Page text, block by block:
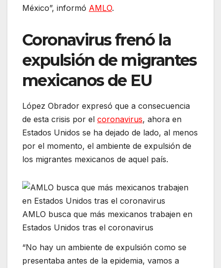
México”, informó AMLO.
Coronavirus frenó la
expulsión de migrantes
mexicanos de EU
López Obrador expresó que a consecuencia
de esta crisis por el coronavirus, ahora en
Estados Unidos se ha dejado de lado, al menos
por el momento, el ambiente de expulsión de
los migrantes mexicanos de aquel país.
AMLO busca que más mexicanos trabajen en
Estados Unidos tras el coronavirus
“No hay un ambiente de expulsión como se
presentaba antes de la epidemia, vamos a